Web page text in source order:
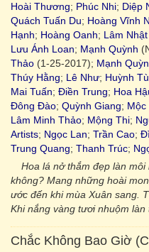
Hoài Thương; Phúc Nhi; Diệp
Quách Tuấn Du; Hoàng Vĩnh
Hạnh; Hoàng Oanh; Lâm
Lưu Ánh Loan; Mạnh Quỳnh
Thảo (1-25-2017); Mạnh
Thúy Hằng; Lê Như; Huỳnh
Mai Tuấn; Điền Trung; Hoa
Đông Đào; Quỳnh Giang; Mộc
Lâm Minh Thảo; Mộng Thi;
Artists; Ngọc Lan; Trần Cao;
Trung Quang; Thanh Trúc;
Hoa lá nở thắm đẹp làn
không? Mang những hoài
ước đến khi mùa Xuân sang.
Khi nắng vàng tươi nhuộm làn
Chắc Không Bao Giờ